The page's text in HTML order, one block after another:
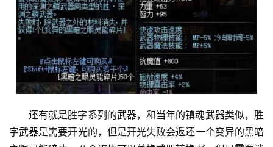
还有就是胜字系列的武器，和当年的镇魂武器类似，胜
字武器是需要开光的，但是开光失败会返还一个变异的黑暗